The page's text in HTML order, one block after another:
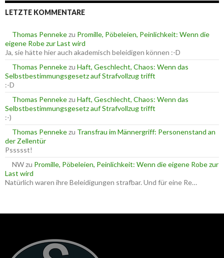
n
e
n
c
h
:
LETZTE KOMMENTARE
Thomas Pennekezu Promille, Pöbeleien, Peinlichkeit: Wenn die
eigene Robe zur Last wird
Ja, sie hätte hier auch akademisch beleidigen können :-D
Thomas Pennekezu Haft, Geschlecht, Chaos: Wenn das
Selbstbestimmungsgesetz auf Strafvollzug trifft
:-D
Thomas Pennekezu Haft, Geschlecht, Chaos: Wenn das
Selbstbestimmungsgesetz auf Strafvollzug trifft
:-)
Thomas Pennekezu Transfrau im Männergriff: Personenstand an
der Zellentür
Pssssst!
NWzu Promille, Pöbeleien, Peinlichkeit: Wenn die eigene Robe zur
Last wird
Natürlich waren ihre Beleidigungen strafbar. Und für eine Re…